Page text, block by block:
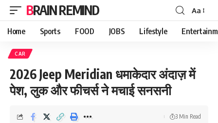
BRAIN REMIND
Font
Resizer
Aa
Home Sports FOOD JOBS Lifestyle
CAR
2026 Jeep Meridian धमाकेदार अंदाज़ में
पेश, लुक और फीचर्स ने मचाई सनसनी
3 Min Read